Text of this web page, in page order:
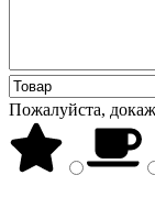
Пожалуйста,